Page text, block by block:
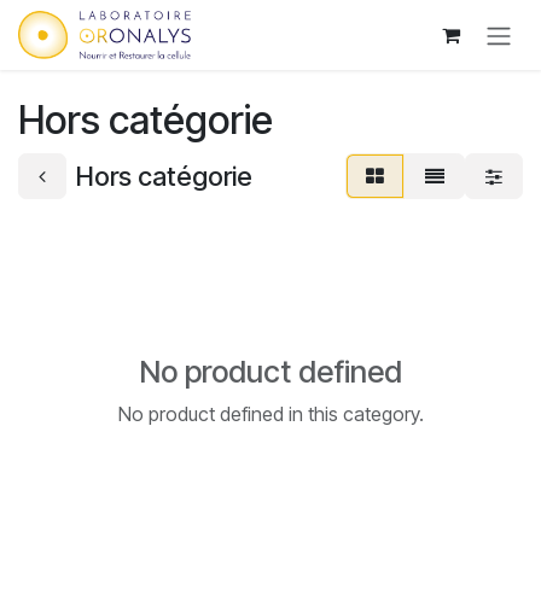
Skip to Content
Hors catégorie
Hors catégorie
No product defined
No product defined in this category.